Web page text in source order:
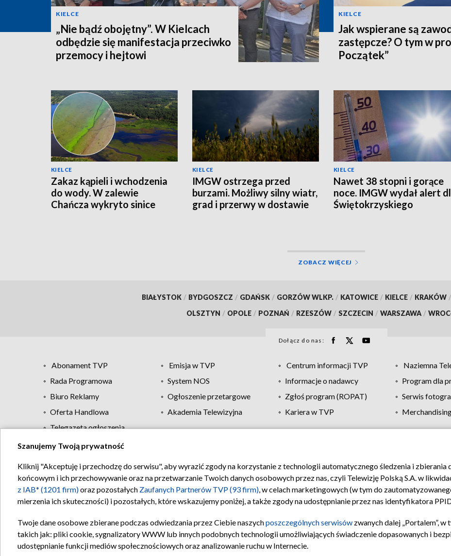
KIELCE
„Nie bądź obojętny”. W Kielcach
odbędzie się manifestacja przeciwko
przemocy i hejtowi
KIELCE
Jak wspierane są
zastępcze? O tym w
Początek”
KIELCE
Zakaz kąpieli i wchodzenia
do wody. W zalewie
Chańcza wykryto sinice
KIELCE
IMGW ostrzega przed
burzami. Możliwy silny wiatr,
grad i przerwy w dostawie
KIELCE
Nawet 38 stopni i gorące
noce. IMGW wydał alert
Świętokrzyskiego
ZOBACZ WIĘCEJ
BIAŁYSTOK / BYDGOSZCZ / GDAŃSK / GORZÓW WLKP. / KATOWICE / KIELCE / KRAKÓW /
OLSZTYN / OPOLE / POZNAŃ / RZESZÓW / SZCZECIN / WARSZAWA /
Dołącz do nas:
Abonament TVP Emisja w TVP Centrum informacji TVP Naziemna
Rada Programowa
System NOS Informacje o nadawcy
Program dla
Biuro Reklamy
Ogłoszenie przetargowe Zgłoś program (ROPAT)
Serwis
Oferta Handlowa
Akademia Telewizyjna Kariera w TVP
Telegazeta ogłoszenia
Regulamin TVP Polityka prywatności Moje zgody Pomoc Biuro
Szanujemy Twoją prywatność
Kliknij "Akceptuję i przechodzę do serwisu", aby wyrazić zgody na korzystanie z technologii automatycznego śledzenia i
końcowym i ich przechowywanie oraz na przetwarzanie Twoich danych osobowych przez nas, czyli Telewizję Polską S.A. w
z IAB* (1201 firm)oraz pozostałych Zaufanych Partnerów TVP (93 firm), w celach marketingowych (w tym do
mierzenia ich skuteczności) i pozostałych, które wskazujemy poniżej, a także zgody na udostępnianie przez nas identyfikatora
Twoje dane osobowe zbierane podczas odwiedzania przez Ciebie naszychposzczególnych serwisów zwanych dalej „Portalem”,
takich jak: pliki cookie, sygnalizatory WWW lub innych podobnych technologii umożliwiających świadczenie dopasowanych i
udostępnianie funkcji mediów społecznościowych oraz analizowanie ruchu w Internecie.